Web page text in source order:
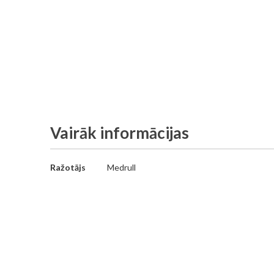
Vairāk informācijas
Vairāk
Ražotājs Medrull